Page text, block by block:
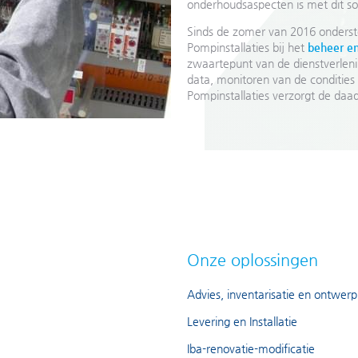
onderhoudsaspecten is met dit
Sinds de zomer van 2016
Pompinstallaties bij het beheer
zwaartepunt van de
data, monitoren van de
Pompinstallaties verzorgt de
Onze oplossingen
Advies, inventarisatie en ontwerp
Levering en Installatie
Iba-renovatie-modificatie